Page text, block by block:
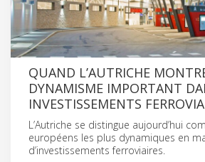
QUAND L’AUTRICHE
DYNAMISME IMPORTANT
INVESTISSEMENTS
L’Autriche se distingue aujourd’hui
européens les plus dynamiques en
d’investissements ferroviaires.